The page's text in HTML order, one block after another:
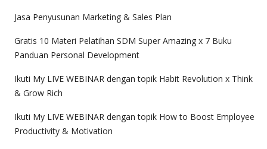
Jasa Penyusunan Marketing & Sales Plan
Gratis 10 Materi Pelatihan SDM Super Amazing x 7 Buku
Panduan Personal Development
Ikuti My LIVE WEBINAR dengan topik Habit Revolution x Think
& Grow Rich
Ikuti My LIVE WEBINAR dengan topik How to Boost Employee
Productivity & Motivation